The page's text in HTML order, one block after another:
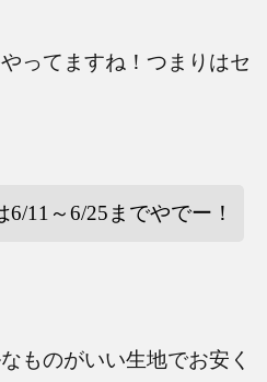
ってますね！つまりはセ
6/11 ～6/25 までやでー！
ものがいい生地でお安く